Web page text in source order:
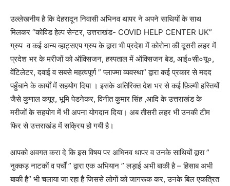
उल्लेखनीय है कि देहरादून निवासी अभिनव थापर ने अपने साथियों के साथ
मिलकर “कोविड हेल्प सेन्टर, उत्तराखंड- COVID HELP CENTER UK”
ग्रुप व कई अन्य व्हाट्सएप ग्रुप के द्वारा भी प्रदेश में कोरोना की दूसरी लहर में
प्रदेश भर के मरीजों को ऑक्सिजन, हस्पताल में ऑक्सिजन बेड, आई०सी०यू०,
वेंटिलेटर, दवाई व सबसे महत्वपूर्ण ” प्लाज्मा व्यवस्था” द्वारा कई प्रकार से मदद
पहुँचाने के कार्यों में सहयोग दिया । इसके अतिरिक्त देश भर से कई फ़िल्मी हस्तियों
जैसे कुणाल कपूर, भूमि पेडनेकर, विनीत कुमार सिंह ,आदि के उत्तराखंड के
मरीजों के सहयोग में भी अपना योगदान दिया। अब तीसरी लहर भी उनकी टीम
फिर से उत्तराखंड में सक्रिय हो गयी है।
आपको अवगत करा दे कि इस विषय पर अभिनव थापर व उनके साथियों द्वारा ”
नुक्कड़ नाटकों व पर्चों ” द्वारा एक अभियान ” लड़ाई अभी बाकी है – हिसाब अभी
बाकी है” भी चलाया जा रहा है जिससे लोगों को जागरूक कर, उनके बिल एकत्रित